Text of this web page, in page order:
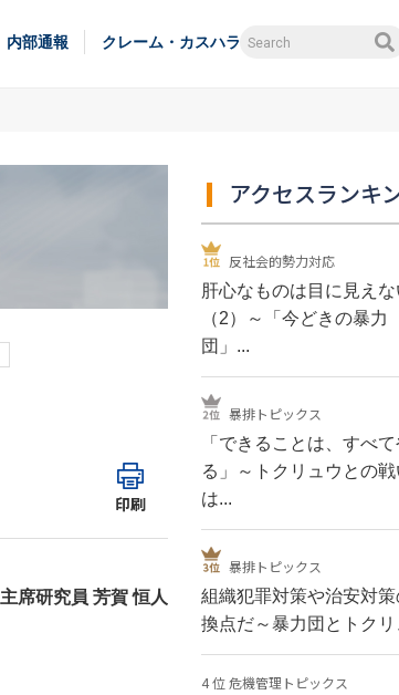
内部通報 クレーム・カスハラ
印刷
主席研究員 芳賀 恒人
アクセスランキ
反社会的勢力対応
肝心なものは目に見えな
（2）～「今どきの暴力
団」...
暴排トピックス
「できることは、すべ
る」～トクリュウとの戦
は...
暴排トピックス
組織犯罪対策や治安対
換点だ～暴力団とトクリ
4 位 危機管理トピックス